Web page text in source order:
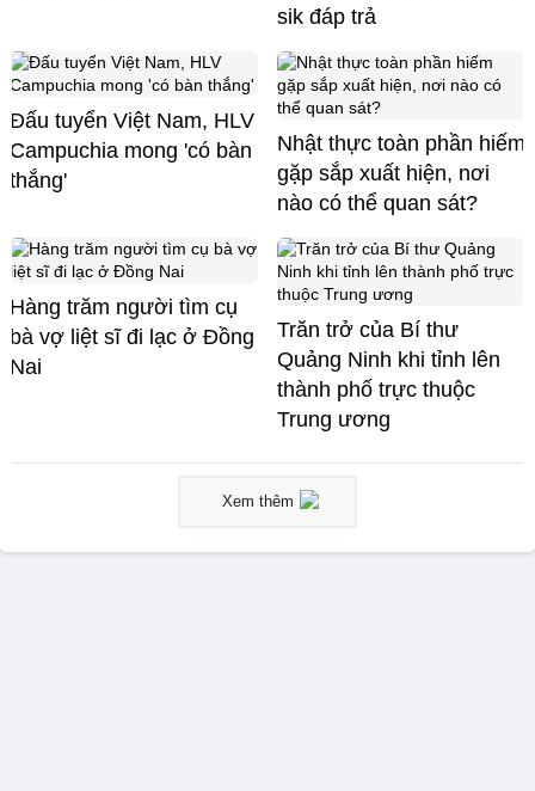
sik đáp trả
Đấu tuyển Việt Nam, HLV
Campuchia mong 'có bàn
thắng'
Nhật thực toàn phần hiếm
gặp sắp xuất hiện, nơi
nào có thể quan sát?
Hàng trăm người tìm cụ
bà vợ liệt sĩ đi lạc ở Đồng
Nai
Trăn trở của Bí thư
Quảng Ninh khi tỉnh lên
thành phố trực thuộc
Trung ương
Xem thêm